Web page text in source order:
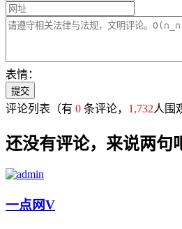
表情：
评论列表 （有 0 条评论， 1,732人围
还没有评论，来说两句
一点网V